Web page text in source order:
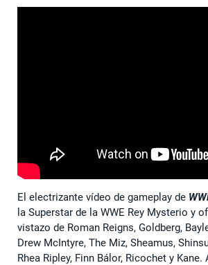
El electrizante vídeo de gameplay de
la Superstar de la WWE Rey Mysterio y
vistazo de Roman Reigns, Goldberg,
Drew McIntyre, The Miz, Sheamus,
Rhea Ripley, Finn Bálor, Ricochet y